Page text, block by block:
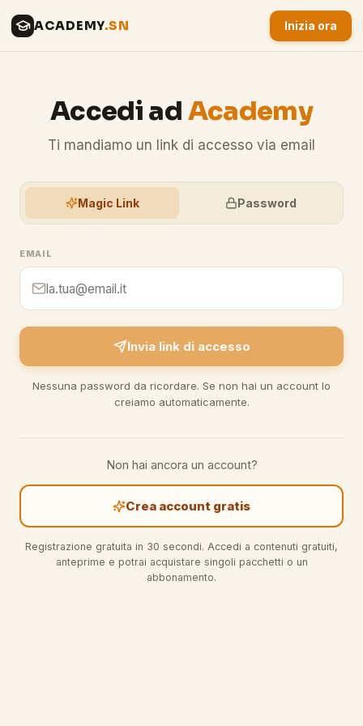
ACADEMY.SN Inizia ora
Accedi ad Academy
Ti mandiamo un link di accesso via email
Magic Link Password
EMAIL
Invia link di accesso
Nessuna password da ricordare. Se non hai un account lo
creiamo automaticamente.
Non hai ancora un account?
Crea account gratis
Registrazione gratuita in 30 secondi. Accedi a contenuti gratuiti,
anteprime e potrai acquistare singoli pacchetti o un
abbonamento.